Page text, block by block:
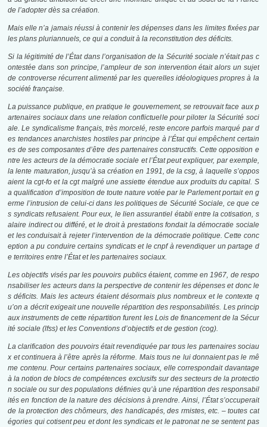
de l’adopter dès sa création.
Mais elle n’a jamais réussi à contenir les dépenses dans les limites fixées par
les plans pluriannuels, ce qui a conduit à la reconstitution des déficits.
Si la légitimité de l’État dans l’organisation de la Sécurité sociale n’était pas c
ontestée dans son principe, l’ampleur de son intervention était alors un sujet
de controverse récurrent alimenté par les querelles idéologiques propres à la
société française.
La puissance publique, en pratique le gouvernement, se retrouvait face aux p
artenaires sociaux dans une relation conflictuelle pour piloter la Sécurité soci
ale. Le syndicalisme français, très morcelé, reste encore parfois marqué par d
es tendances anarchistes hostiles par principe à l’État qui empêchent certain
es de ses composantes d’être des partenaires constructifs. Cette opposition e
ntre les acteurs de la démocratie sociale et l’État peut expliquer, par exemple,
la lente maturation, jusqu’à sa création en 1991, de lacsg, à laquelle s’oppos
aient lacgt-fo et lacgtmalgré une assiette étendue aux produits du capital. S
a qualification d’imposition de toute nature votée par le Parlement portait en g
erme l’intrusion de celui-ci dans les politiques de Sécurité Sociale, ce que ce
s syndicats refusaient. Pour eux, le lien assurantiel établi entre la cotisation, s
alaire indirect ou différé, et le droit à prestations fondait la démocratie sociale
et les conduisait à rejeter l’intervention de la démocratie politique. Cette conc
eption a pu conduire certains syndicats et lecnpfà revendiquer un partage d
e territoires entre l’État et les partenaires sociaux.
Les objectifs visés par les pouvoirs publics étaient, comme en 1967, de respo
nsabiliser les acteurs dans la perspective de contenir les dépenses et donc le
s déficits. Mais les acteurs étaient désormais plus nombreux et le contexte q
u’on a décrit exigeait une nouvelle répartition des responsabilités. Les princip
aux instruments de cette répartition furent les Lois de financement de la Sécur
ité sociale (lfss) et les Conventions d’objectifs et de gestion (cog).
La clarification des pouvoirs était revendiquée par tous les partenaires sociau
x et continuera à l’être après la réforme. Mais tous ne lui donnaient pas le mê
me contenu. Pour certains partenaires sociaux, elle correspondait davantage
à la notion de blocs de compétences exclusifs sur des secteurs de la protectio
n sociale ou sur des populations définies qu’à une répartition des responsabil
ités en fonction de la nature des décisions à prendre. Ainsi, l’État s’occuperait
de la protection des chômeurs, des handicapés, des rmistes, etc. – toutes cat
égories qui cotisent peu et dont les syndicats et le patronat ne se sentent pas